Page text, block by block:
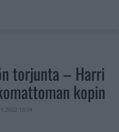
torjunta – Harri
kopin
13:04